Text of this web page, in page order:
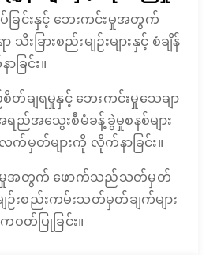
င်းနှင့် ဘေးကင်းမှုအတွက်
ခြားစည်းမျဉ်းများနှင့် စံချိန်
ခြင်း။
ျရမှုနှင့် ဘေးကင်းမှုသေချာ
ည်အသွေးစီမံခန့်ခွဲမှုစနစ်များ
မှတ်များကို လိုက်နာခြင်း။
အတွက် ဖောက်သည်သတ်မှတ်
ျဉ်းစည်းကမ်းသတ်မှတ်ချက်များ
တ်ပြုခြင်း။